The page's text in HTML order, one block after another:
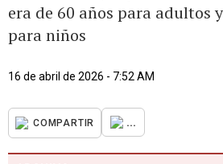
era de 60 años para adultos
para niños
16 de abril de 2026 - 7:52 AM
COMPARTIR ...